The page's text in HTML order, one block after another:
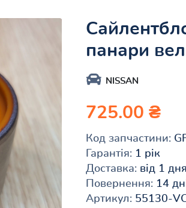
панари
NISSAN
725.00 ₴
Код запчастини:
Гарантія: 1 рік
Доставка: від 1
Повернення: 14
Артикул: 55130-